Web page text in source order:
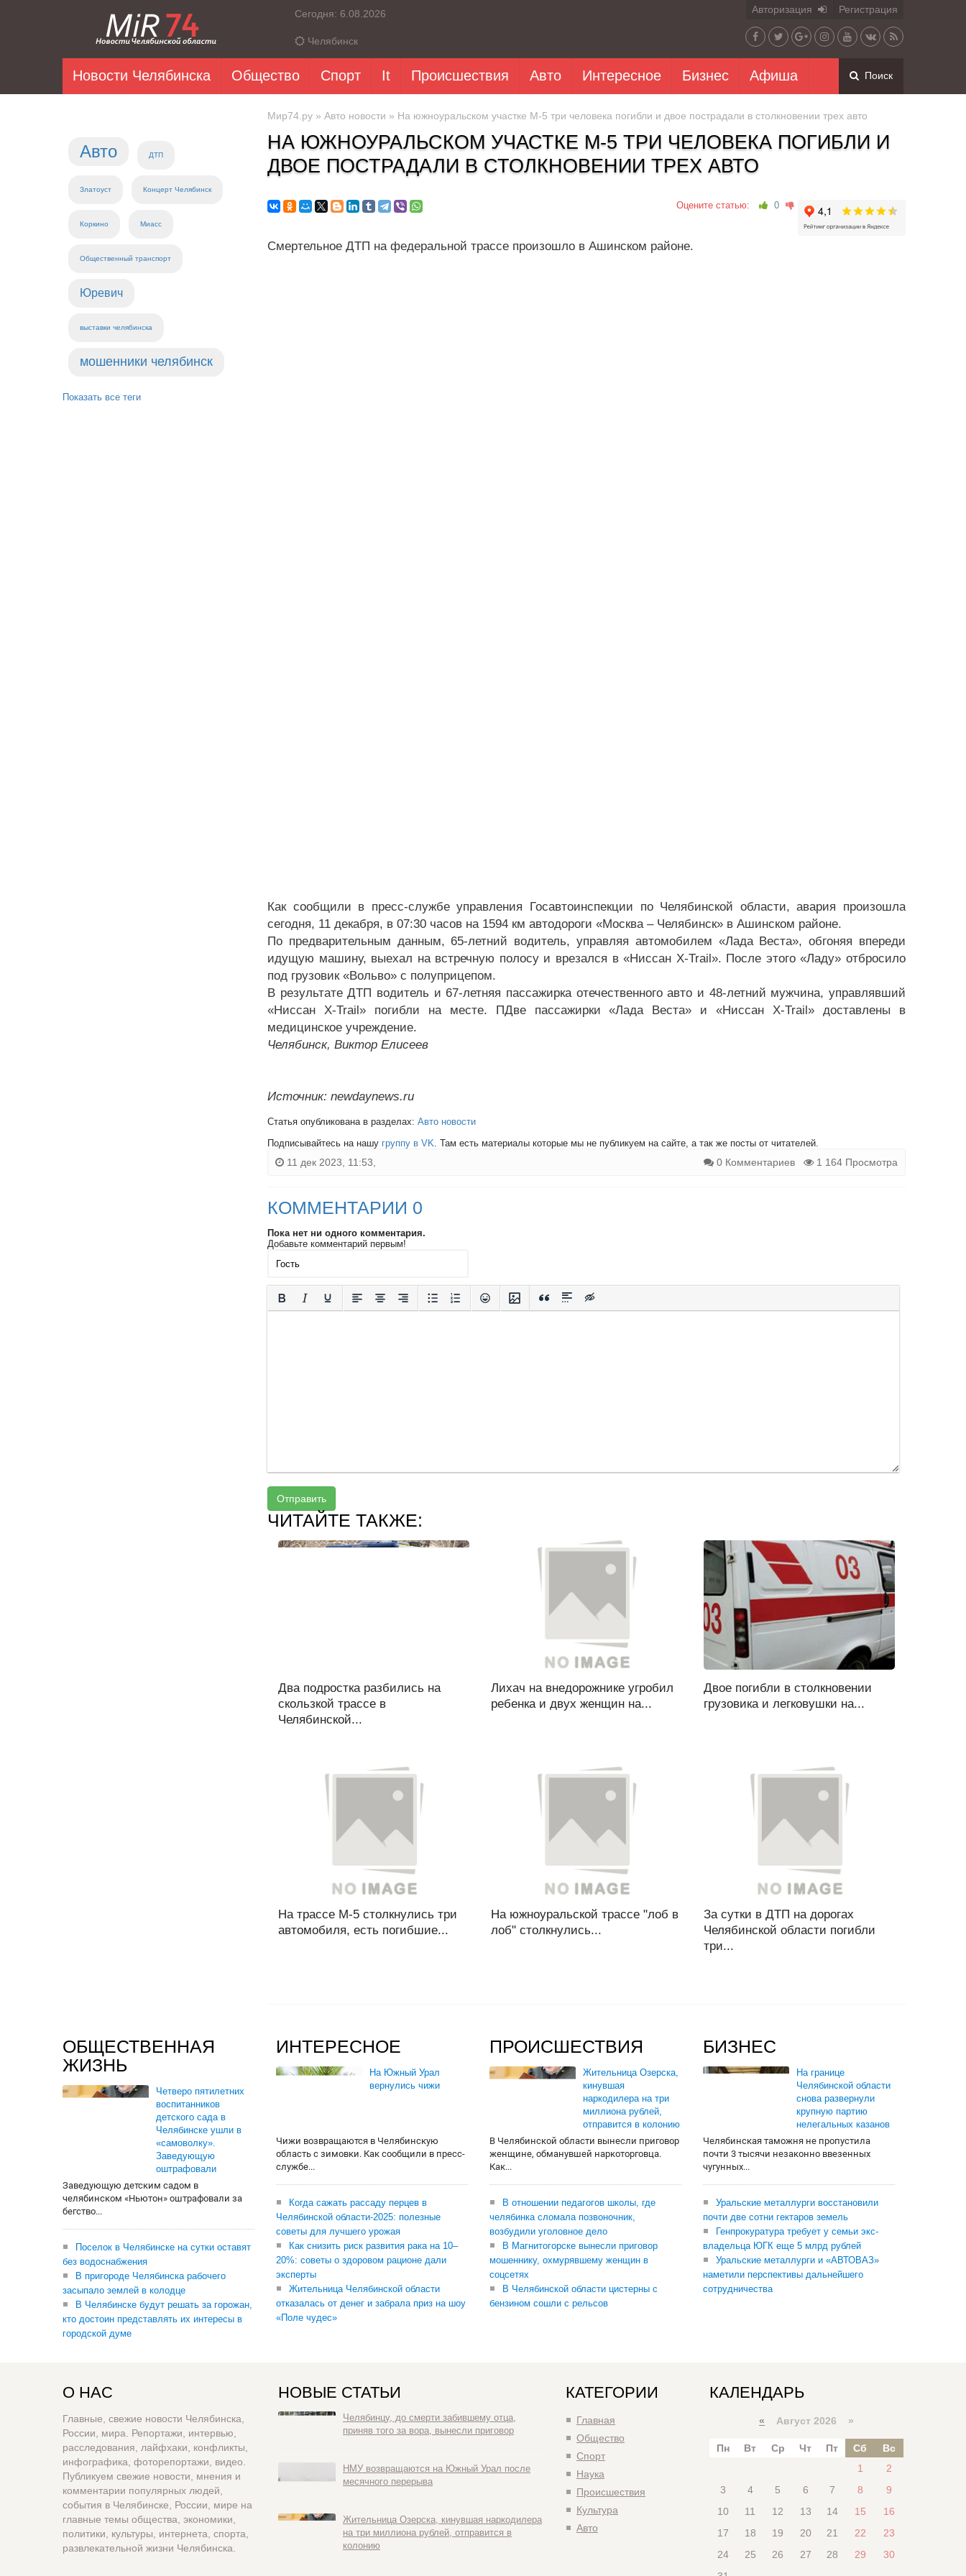
Сегодня: 6.08.2026
Челябинск
Авторизация Регистрация
Новости Челябинска Общество Спорт It Происшествия Авто Интересное Бизнес Афиша Поиск
Авто ДТП
Златоуст Концерт Челябинск
Коркино Миасс
Общественный транспорт
Юревич
выставки челябинска
мошенники челябинск
Показать все теги
Мир74.ру » Авто новости » На южноуральском участке М-5 три человека погибли и двое пострадали в столкновении трех авто
НА ЮЖНОУРАЛЬСКОМ УЧАСТКЕ М-5 ТРИ ЧЕЛОВЕКА ПОГИБЛИ И
ДВОЕ ПОСТРАДАЛИ В СТОЛКНОВЕНИИ ТРЕХ АВТО
Оцените статью: 0
Смертельное ДТП на федеральной трассе произошло в Ашинском районе.
Как сообщили в пресс-службе управления Госавтоинспекции по Челябинской области, авария произошла
сегодня, 11 декабря, в 07:30 часов на 1594 км автодороги «Москва – Челябинск» в Ашинском районе.
По предварительным данным, 65-летний водитель, управляя автомобилем «Лада Веста», обгоняя впереди
идущую машину, выехал на встречную полосу и врезался в «Ниссан Х-Trail». После этого «Ладу» отбросило
под грузовик «Вольво» с полуприцепом.
В результате ДТП водитель и 67-летняя пассажирка отечественного авто и 48-летний мужчина, управлявший
«Ниссан X-Trail» погибли на месте. ПДве пассажирки «Лада Веста» и «Ниссан X-Trail» доставлены в
медицинское учреждение.
Челябинск, Виктор Елисеев
Источник: newdaynews.ru
Статья опубликована в разделах: Авто новости
Подписывайтесь на нашу группу в VK. Там есть материалы которые мы не публикуем на сайте, а так же посты от читателей.
11 дек 2023, 11:53, 0 Комментариев 1 164 Просмотра
КОММЕНТАРИИ 0
Пока нет ни одного комментария.
Добавьте комментарий первым!
Отправить
ЧИТАЙТЕ ТАКЖЕ:
Два подростка разбились на
скользкой трассе в
Челябинской...
Лихач на внедорожнике угробил
ребенка и двух женщин на...
Двое погибли в столкновении
грузовика и легковушки на...
На трассе М-5 столкнулись три
автомобиля, есть погибшие...
На южноуральской трассе "лоб в
лоб" столкнулись...
За сутки в ДТП на дорогах
Челябинской области погибли
три...
ОБЩЕСТВЕННАЯ
ЖИЗНЬ
Четверо пятилетних
воспитанников
детского сада в
Челябинске ушли в
«самоволку».
Заведующую
оштрафовали
Заведующую детским садом в
челябинском «Ньютон» оштрафовали за
бегство...
Поселок в Челябинске на сутки оставят
без водоснабжения
В пригороде Челябинска рабочего
засыпало землей в колодце
В Челябинске будут решать за горожан,
кто достоин представлять их интересы в
городской думе
ИНТЕРЕСНОЕ
На Южный Урал
вернулись чижи
Чижи возвращаются в Челябинскую
область с зимовки. Как сообщили в пресс-
службе...
Когда сажать рассаду перцев в
Челябинской области-2025: полезные
советы для лучшего урожая
Как снизить риск развития рака на 10–
20%: советы о здоровом рационе дали
эксперты
Жительница Челябинской области
отказалась от денег и забрала приз на шоу
«Поле чудес»
ПРОИСШЕСТВИЯ
Жительница Озерска,
кинувшая
наркодилера на три
миллиона рублей,
отправится в колонию
В Челябинской области вынесли приговор
женщине, обманувшей наркоторговца.
Как...
В отношении педагогов школы, где
челябинка сломала позвоночник,
возбудили уголовное дело
В Магнитогорске вынесли приговор
мошеннику, охмурявшему женщин в
соцсетях
В Челябинской области цистерны с
бензином сошли с рельсов
БИЗНЕС
На границе
Челябинской области
снова развернули
крупную партию
нелегальных казанов
Челябинская таможня не пропустила
почти 3 тысячи незаконно ввезенных
чугунных...
Уральские металлурги восстановили
почти две сотни гектаров земель
Генпрокуратура требует у семьи экс-
владельца ЮГК еще 5 млрд рублей
Уральские металлурги и «АВТОВАЗ»
наметили перспективы дальнейшего
сотрудничества
О НАС
Главные, свежие новости Челябинска,
России, мира. Репортажи, интервью,
расследования, лайфхаки, конфликты,
инфографика, фоторепортажи, видео.
Публикуем свежие новости, мнения и
комментарии популярных людей,
события в Челябинске, России, мире на
главные темы общества, экономики,
политики, культуры, интернета, спорта,
развлекательной жизни Челябинска.
НОВЫЕ СТАТЬИ
Челябинцу, до смерти забившему отца,
приняв того за вора, вынесли приговор
НМУ возвращаются на Южный Урал после
месячного перерыва
Жительница Озерска, кинувшая наркодилера
на три миллиона рублей, отправится в
колонию
КАТЕГОРИИ
Главная
Общество
Спорт
Наука
Происшествия
Культура
Авто
КАЛЕНДАРЬ
« Август 2026 »
Пн Вт Ср Чт Пт Сб
Вс
1
2
3
4 5 6 7 8
9
10
11 12 13 14 15
16
17
18 19 20 21 22
23
24
25 26 27 28 29
30